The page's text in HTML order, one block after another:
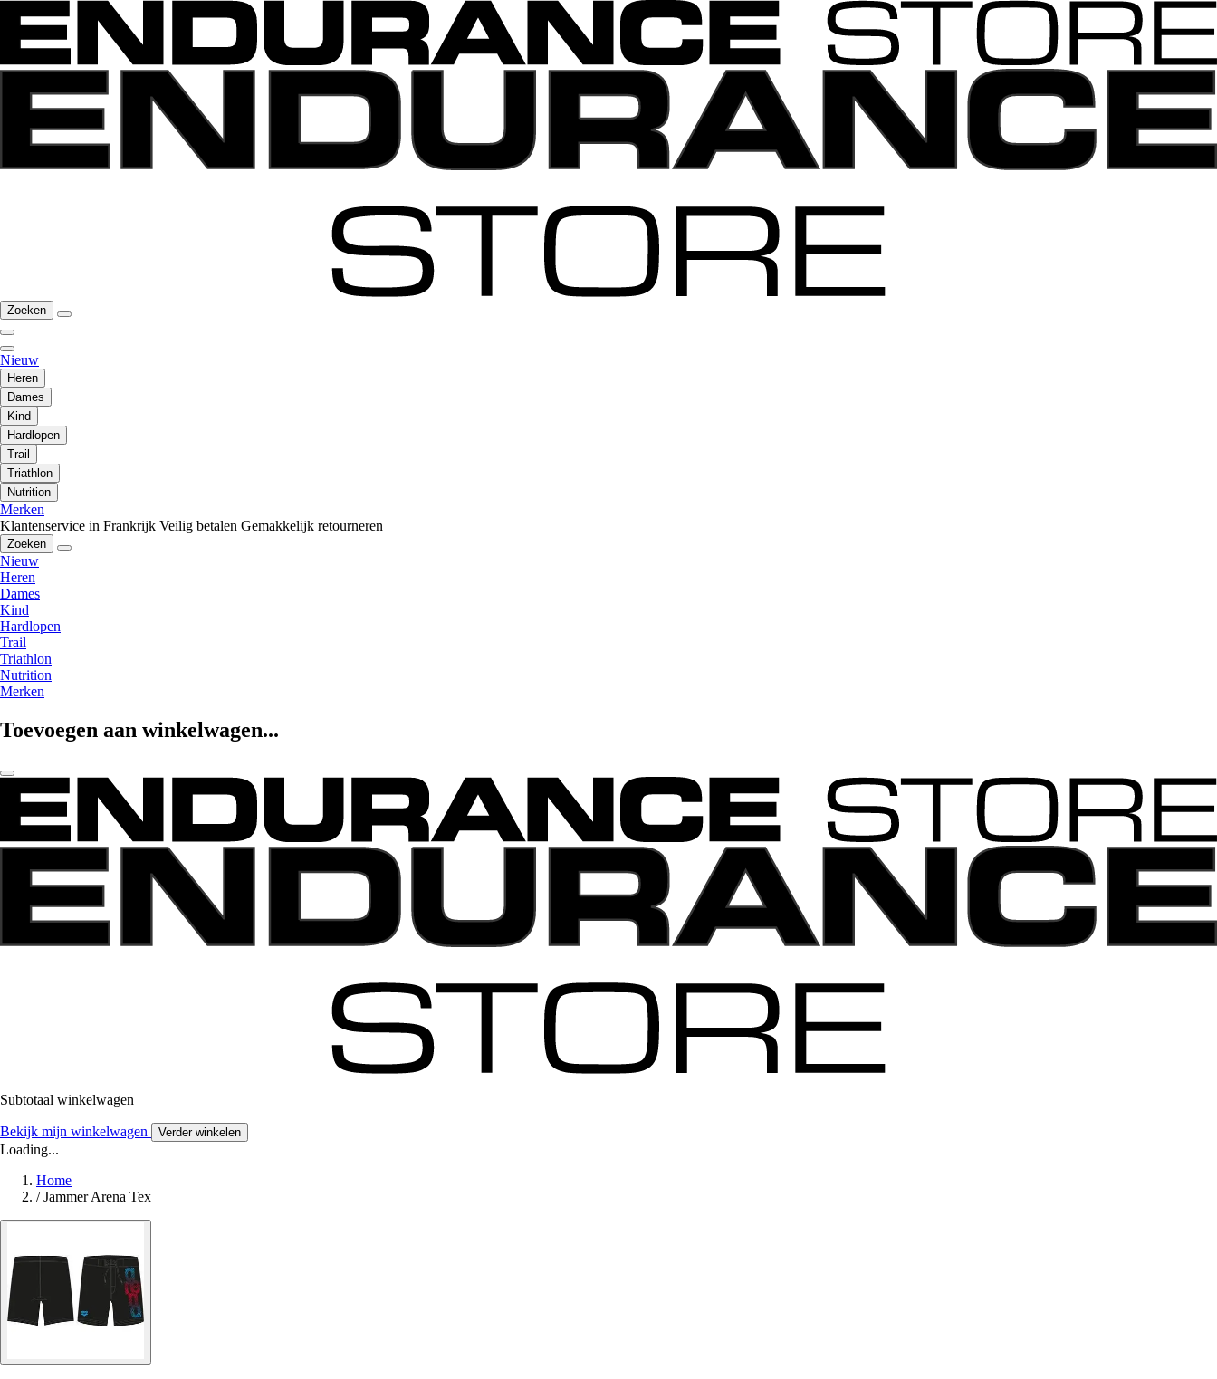
Zoeken
Nieuw
Heren
Dames
Kind
Hardlopen
Trail
Triathlon
Nutrition
Merken
Klantenservice in Frankrijk Veilig betalen Gemakkelijk retourneren
Zoeken
Nieuw
Heren
Dames
Kind
Hardlopen
Trail
Triathlon
Nutrition
Merken
Toevoegen aan winkelwagen...
Subtotaal winkelwagen
Bekijk mijn winkelwagen Verder winkelen
Loading...
Home
/ Jammer Arena Tex